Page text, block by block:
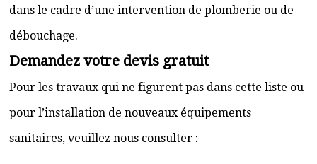
dans le cadre d’une intervention de plomberie ou de
débouchage.
Demandez votre devis gratuit
Pour les travaux qui ne figurent pas dans cette liste ou
pour l’installation de nouveaux équipements
sanitaires, veuillez nous consulter :